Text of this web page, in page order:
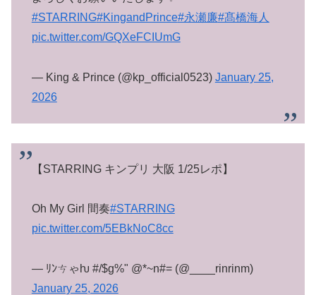
#STARRING#KingandPrince#永瀬廉#髙橋海人
pic.twitter.com/GQXeFCIUmG
— King & Prince (@kp_official0523) January 25,
2026
【STARRING キンプリ 大阪 1/25レポ】
Oh My Girl 間奏#STARRING
pic.twitter.com/5EBkNoC8cc
— ﾘﾝㄘゃƕ #/$g%" @*~n#= (@____rinrinm)
January 25, 2026